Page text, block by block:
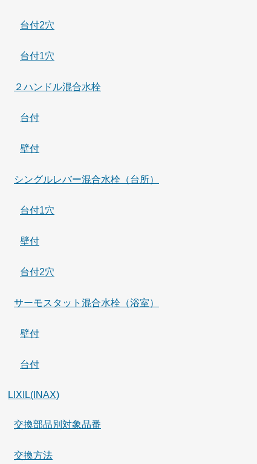
台付2穴
台付1穴
２ハンドル混合水栓
台付
壁付
シングルレバー混合水栓（台所）
台付1穴
壁付
台付2穴
サーモスタット混合水栓（浴室）
壁付
台付
LIXIL(INAX)
交換部品別対象品番
交換方法